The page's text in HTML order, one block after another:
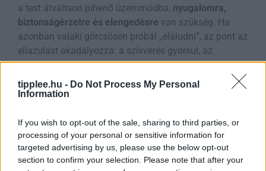
tipplee.hu - Do Not Process My Personal
Information
If you wish to opt-out of the sale, sharing to third parties, or
processing of your personal or sensitive information for
targeted advertising by us, please use the below opt-out
section to confirm your selection. Please note that after your
a test átváltson pihenő üzemmódba, nyugalomra,
biztonságérzetre és elengedésre van szükség. Ha
azonban valaki görcsösen próbál „elaludni”, az pont az
ellazulást akadályozza: a szívverés gyorsul, az
izomtónus nő, a légzés felületesebbé válik – vagyis a
szervezet inkább éber, mint alvásra kész.
azoknál gyakori, akik napközben is magas elvárásokat
támasztanak magukkal szemben. Az „aludni kell, mert
holnap fontos nap van” típusú gondolatok